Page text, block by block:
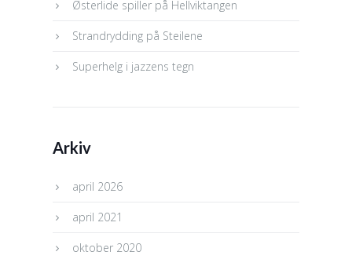
Østerlide spiller på Hellviktangen
Strandrydding på Steilene
Superhelg i jazzens tegn
Arkiv
april 2026
april 2021
oktober 2020